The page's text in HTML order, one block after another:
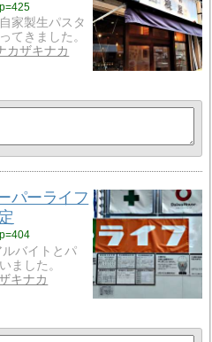
家製生パスタ
てきました。
カザキナカ
パーライフ
バイトとパ
ました。
キナカ